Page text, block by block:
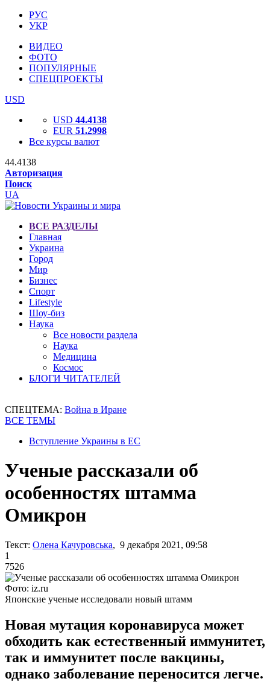
РУС
УКР
ВИДЕО
ФОТО
ПОПУЛЯРНЫЕ
СПЕЦПРОЕКТЫ
USD
USD 44.4138
EUR 51.2998
Все курсы валют
44.4138
Авторизация
Поиск
UA
ВСЕ РАЗДЕЛЫ
Главная
Украина
Город
Мир
Бизнес
Спорт
Lifestyle
Шоу-биз
Наука
Все новости раздела
Наука
Медицина
Космос
БЛОГИ ЧИТАТЕЛЕЙ
СПЕЦТЕМА: Война в Иране
ВСЕ ТЕМЫ
Вступление Украины в ЕС
Ученые рассказали об
особенностях штамма
Омикрон
Текст: Олена Качуровська, 9 декабря 2021, 09:58
1
7526
Фото: iz.ru
Японские ученые исследовали новый штамм
Новая мутация коронавируса может
обходить как естественный иммунитет,
так и иммунитет после вакцины,
однако заболевание переносится легче.